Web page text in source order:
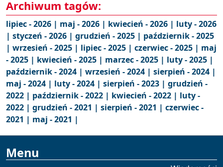
Archiwum tagów:
lipiec - 2026 | maj - 2026 | kwiecień - 2026 | luty - 2026
| styczeń - 2026 | grudzień - 2025 | październik - 2025
| wrzesień - 2025 | lipiec - 2025 | czerwiec - 2025 | maj
- 2025 | kwiecień - 2025 | marzec - 2025 | luty - 2025 |
październik - 2024 | wrzesień - 2024 | sierpień - 2024 |
maj - 2024 | luty - 2024 | sierpień - 2023 | grudzień -
2022 | październik - 2022 | kwiecień - 2022 | luty -
2022 | grudzień - 2021 | sierpień - 2021 | czerwiec -
2021 | maj - 2021 |
Menu